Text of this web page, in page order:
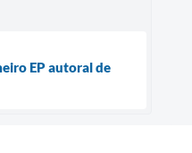
EP autoral de